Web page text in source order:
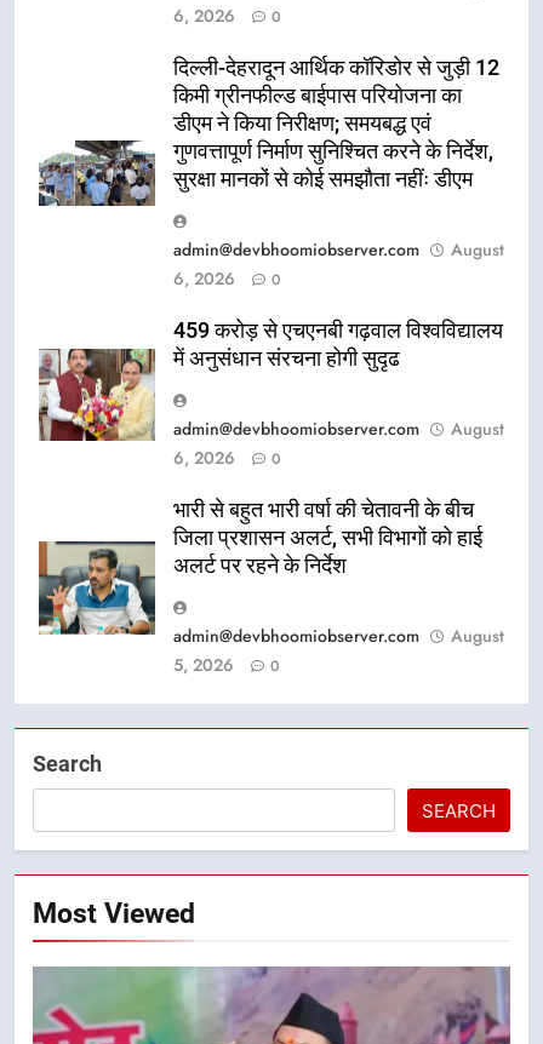
6, 2026
0
दिल्ली-देहरादून आर्थिक कॉरिडोर से जुड़ी 12
किमी ग्रीनफील्ड बाईपास परियोजना का
डीएम ने किया निरीक्षण; समयबद्ध एवं
गुणवत्तापूर्ण निर्माण सुनिश्चित करने के निर्देश,
सुरक्षा मानकों से कोई समझौता नहींः डीएम
admin@devbhoomiobserver.com
August
6, 2026
0
459 करोड़ से एचएनबी गढ़वाल विश्वविद्यालय
में अनुसंधान संरचना होगी सुदृढ
admin@devbhoomiobserver.com
August
6, 2026
0
भारी से बहुत भारी वर्षा की चेतावनी के बीच
जिला प्रशासन अलर्ट, सभी विभागों को हाई
अलर्ट पर रहने के निर्देश
admin@devbhoomiobserver.com
August
5, 2026
0
Search
SEARCH
Most Viewed